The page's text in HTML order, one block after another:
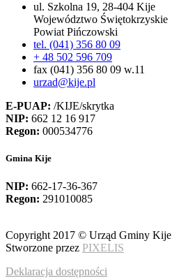
ul. Szkolna 19, 28-404 Kije
Województwo Świętokrzyskie
Powiat Pińczowski
tel. (041) 356 80 09
+ 48 502 596 709
fax (041) 356 80 09 w.11
urzad@kije.pl
E-PUAP: /KIJE/skrytka
NIP: 662 12 16 917
Regon: 000534776
Gmina Kije
NIP: 662-17-36-367
Regon: 291010085
Copyright 2017 © Urząd Gminy Kije
Stworzone przez PIXELIS
Deklaracja dostępności